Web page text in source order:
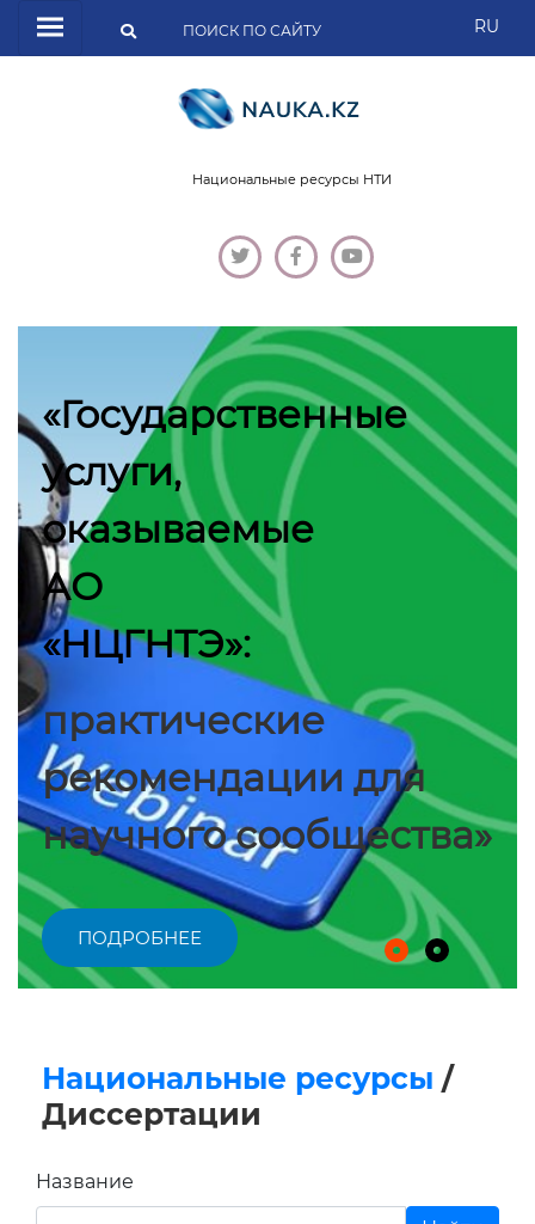
RU
Национальные ресурсы НТИ
«Государственные
услуги,
оказываемые
АО
«НЦГНТЭ»:
практические
рекомендации для
научного сообщества»
ПОДРОБНЕЕ
Национальные ресурсы /
Диссертации
Название